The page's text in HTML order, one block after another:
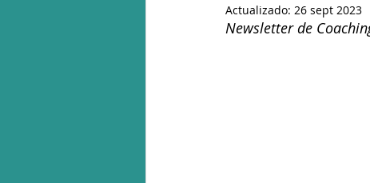
Actualizado: 26 sept 2023
Newsletter de